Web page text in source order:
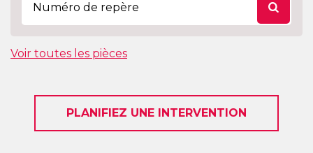
Voir toutes les pièces
PLANIFIEZ UNE INTERVENTION